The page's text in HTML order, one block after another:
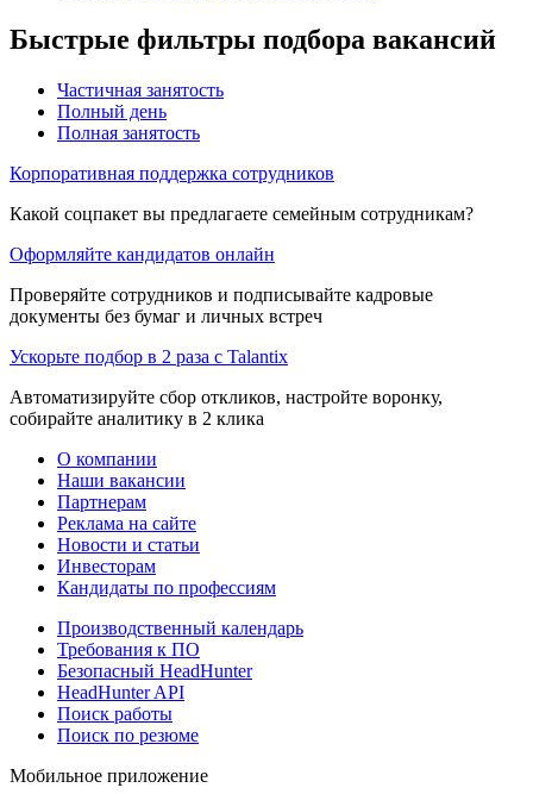
Быстрые фильтры подбора вакансий
Частичная занятость
Полный день
Полная занятость
Корпоративная поддержка сотрудников
Какой соцпакет вы предлагаете семейным сотрудникам?
Оформляйте кандидатов онлайн
Проверяйте сотрудников и подписывайте кадровые
документы без бумаг и личных встреч
Ускорьте подбор в 2 раза с Talantix
Автоматизируйте сбор откликов, настройте воронку,
собирайте аналитику в 2 клика
О компании
Наши вакансии
Партнерам
Реклама на сайте
Новости и статьи
Инвесторам
Кандидаты по профессиям
Производственный календарь
Требования к ПО
Безопасный HeadHunter
HeadHunter API
Поиск работы
Поиск по резюме
Мобильное приложение